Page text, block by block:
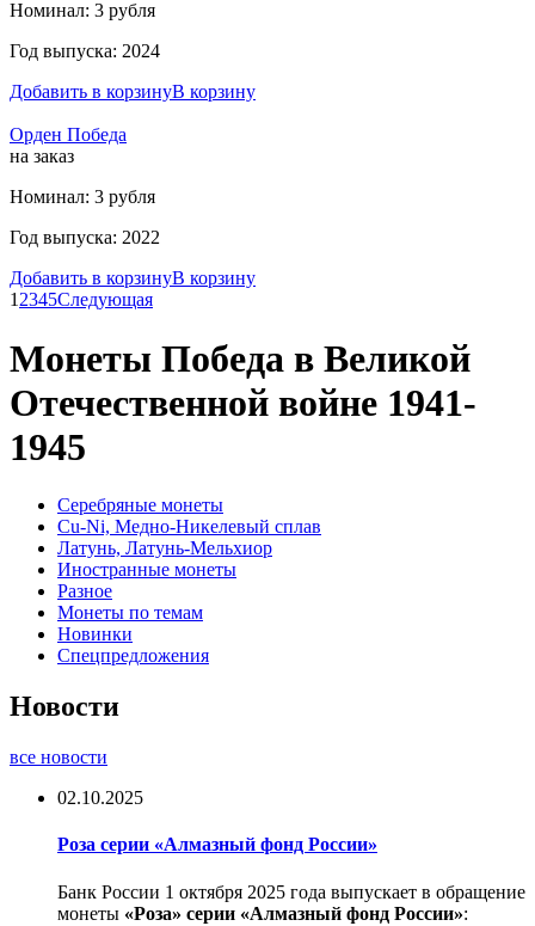
Номинал: 3 рубля
Год выпуска: 2024
Добавить в корзинуВ корзину
Орден Победа
на заказ
Номинал: 3 рубля
Год выпуска: 2022
Добавить в корзинуВ корзину
1 2345Следующая
Монеты Победа в Великой
Отечественной войне 1941-
1945
Серебряные монеты
Cu-Ni, Медно-Никелевый сплав
Латунь, Латунь-Мельхиор
Иностранные монеты
Разное
Монеты по темам
Новинки
Спецпредложения
Новости
все новости
02.10.2025
Роза серии «Алмазный фонд России»
Банк России 1 октября 2025 года выпускает в обращение
монеты «Роза» серии «Алмазный фонд России»: